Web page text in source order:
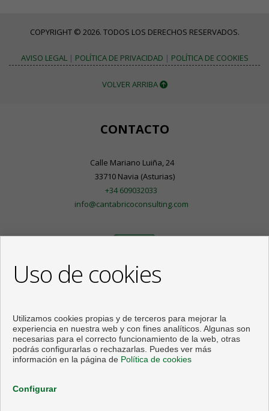
COPYRIGHT © 2026. TODOS LOS DERECHOS RESERVADOS.
AVISO LEGAL| POLÍTICA DE PRIVACIDAD | POLÍTICA DE COOKIES
VOLVER ARRIBA
CONTACTO
Calle Mariano Luiña, 24
33710 Navia (Asturias)
+34 609032033
info@cantabricoconsulting.com
Pisos y casas en venta en Navia
Uso de cookies
Utilizamos cookies propias y de terceros para mejorar la
experiencia en nuestra web y con fines analíticos. Algunas son
necesarias para el correcto funcionamiento de la web, otras
podrás configurarlas o rechazarlas. Puedes ver más
información en la página de Política de cookies
Configurar